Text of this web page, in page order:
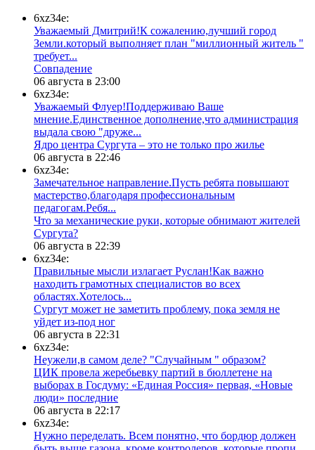
6xz34e:
Уважаемый Дмитрий!К сожалению,лучший город
Земли.который выполняет план "миллионный житель "
требует...
​Совпадение
06 августа в 23:00
6xz34e:
Уважаемый Флуер!Поддерживаю Ваше
мнение.Единственное дополнение,что администрация
выдала свою "друже...
​Ядро центра Сургута ‒ это не только про жилье
06 августа в 22:46
6xz34e:
Замечательное направление.Пусть ребята повышают
мастерство,благодаря профессиональным
педагогам.Ребя...
​Что за механические руки, которые обнимают жителей
Сургута?
06 августа в 22:39
6xz34e:
Правильные мысли излагает Руслан!Как важно
находить грамотных специалистов во всех
областях.Хотелось...
Сургут может не заметить проблему, пока земля не
уйдет из-под ног
06 августа в 22:31
6xz34e:
Неужели,в самом деле? "Случайным " образом?
ЦИК провела жеребьевку партий в бюллетене на
выборах в Госдуму: «Единая Россия» первая, «Новые
люди» последние
06 августа в 22:17
6xz34e:
Нужно переделать. Всем понятно, что бордюр должен